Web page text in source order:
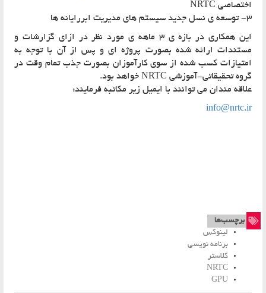
اختصاصی NRTC
این همکاری در بازه ی 3 ماهه ی مورد نظر در ازای گزارشات و
مستندات ارائه شده بصورت پروژه ای و پس از آن با توجه به
امتیازات کسب شده از سوی کارآموزان بصورت جذب تمام وقت در
گروه تحقیقاتی-آموزشی NRTC خواهد بود.
علاقه مندان می توانند با ایمیل زیر مکاتبه فرمایند:
info@nrtc.ir
برچسب‌ها
لینوکس
برنامه نویسی
کلاستر
NRTC
GPU